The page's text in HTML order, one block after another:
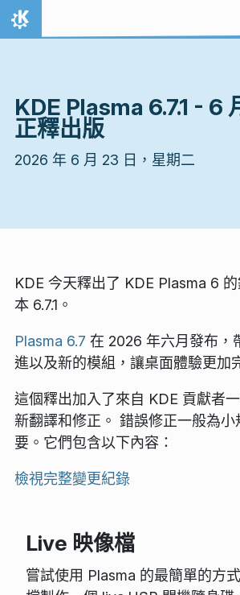
跳到內容
首頁
KDE Plasma 6.7.1 - 6
正釋出版
2026 年 6 月 23 日，星期二
KDE 今天釋出了 KDE Plasma 6
本 6.7.1。
Plasma 6.7 在 2026 年六月發布，
進以及新的模組，讓桌面體驗更加
這個釋出加入了來自 KDE 貢獻者
新翻譯和修正。 錯誤修正一般為小
要。它們包含以下內容：
檢視完整變更紀錄
Live 映像檔
嘗試使用 Plasma 的最簡單的方